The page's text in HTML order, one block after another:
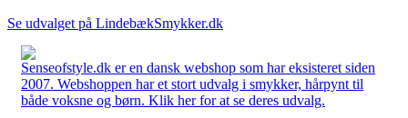
Se udvalget på LindebækSmykker.dk
Senseofstyle.dk er en dansk webshop som har eksisteret siden
2007. Webshoppen har et stort udvalg i smykker, hårpynt til
både voksne og børn. Klik her for at se deres udvalg.